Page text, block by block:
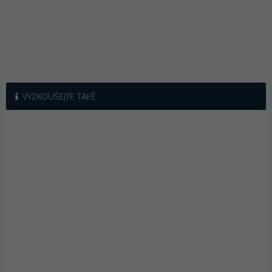
VYZKOUŠEJTE TAKÉ